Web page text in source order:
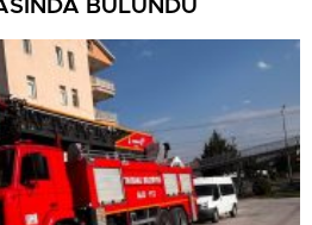
BULUNDU